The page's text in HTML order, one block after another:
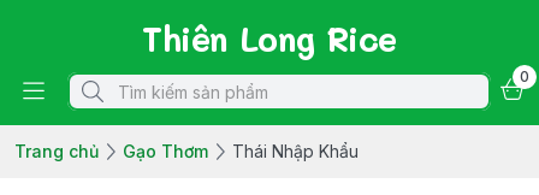
Thiên Long Rice
0
Trang chủ Gạo Thơm Thái Nhập Khẩu